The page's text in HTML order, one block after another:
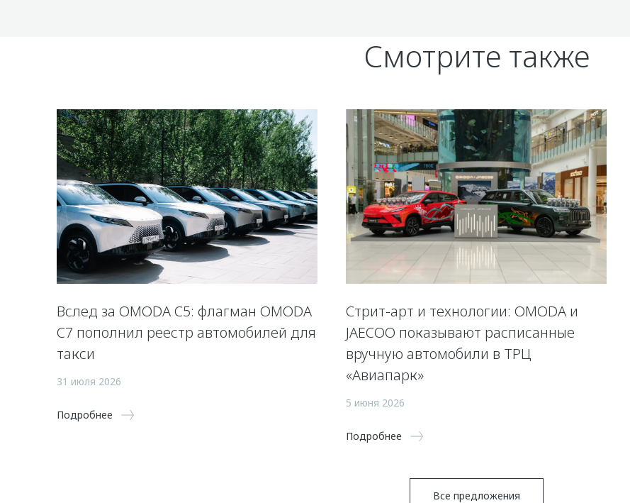
Смотрите также
Вслед за OMODA C5: флагман OMODA
C7 пополнил реестр автомобилей для
такси
31 июля 2026
Подробнее
Стрит-арт и технологии: OMODA и
JAECOO показывают расписанные
вручную автомобили в ТРЦ
«Авиапарк»
5 июня 2026
Подробнее
Все предложения